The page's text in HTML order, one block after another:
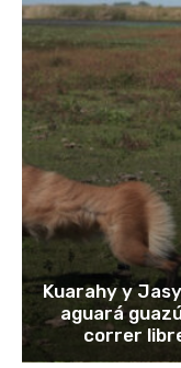
Kuarahy y
aguará
correr